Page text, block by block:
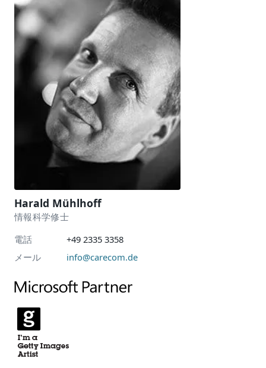
Harald Mühlhoff
情報科学修士
電話
+49 2335 3358
メール
info@carecom.de